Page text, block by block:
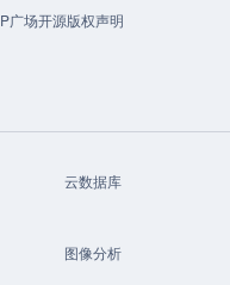
广场开源版权声明
云数据库
图像分析